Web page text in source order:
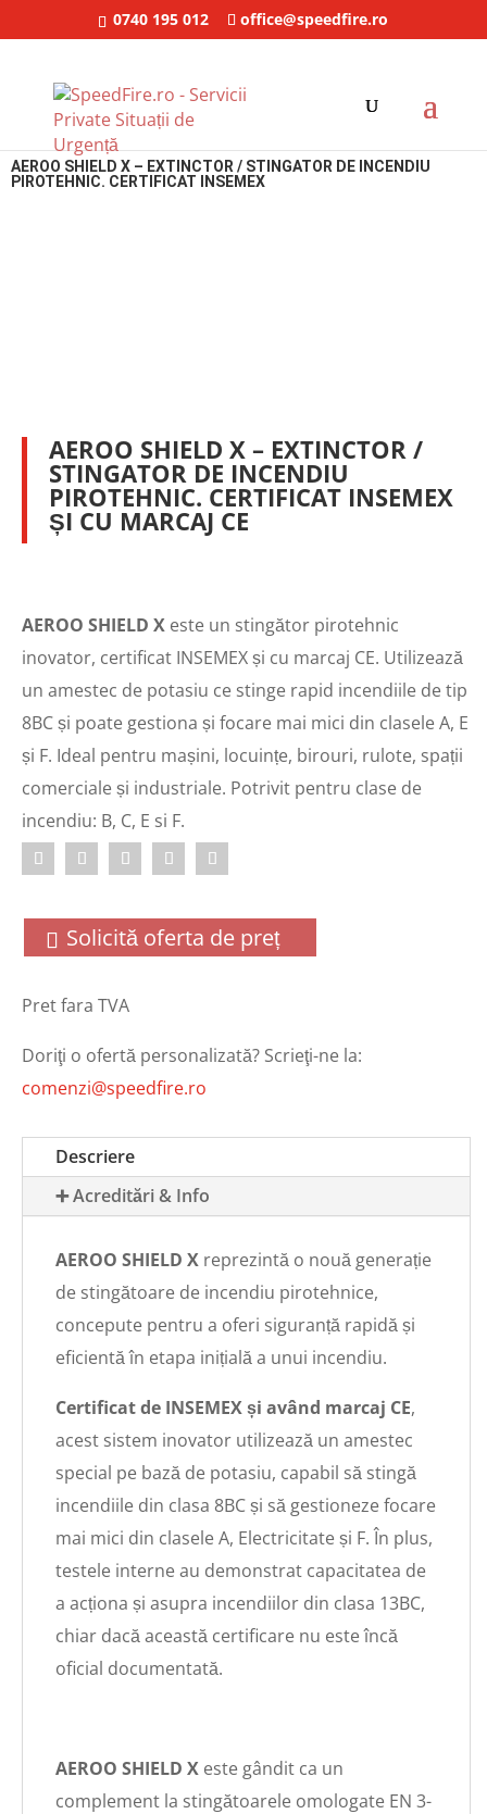
0740 195 012 office@speedfire.ro
/Sisteme stingere cu aerosoli
/ AEROO SHIELD X – Extinctor /
Stingator de incendiu pirotehnic. Certificat INSEMEX
AEROO SHIELD X – EXTINCTOR / STINGATOR DE INCENDIU
PIROTEHNIC. CERTIFICAT INSEMEX
AEROO SHIELD X – EXTINCTOR /
STINGATOR DE INCENDIU
PIROTEHNIC. CERTIFICAT INSEMEX
ȘI CU MARCAJ CE
AEROO SHIELD X este un stingător pirotehnic
inovator, certificat INSEMEX și cu marcaj CE. Utilizează
un amestec de potasiu ce stinge rapid incendiile de tip
8BC și poate gestiona și focare mai mici din clasele A, E
și F. Ideal pentru mașini, locuințe, birouri, rulote, spații
comerciale și industriale. Potrivit pentru clase de
incendiu: B, C, E si F.
Solicită oferta de preț
Pret fara TVA
Doriţi o ofertă personalizată? Scrieţi-ne la:
comenzi@speedfire.ro
Descriere
➕ Acreditări & Info
AEROO SHIELD X reprezintă o nouă generație
de stingătoare de incendiu pirotehnice,
concepute pentru a oferi siguranță rapidă și
eficientă în etapa inițială a unui incendiu.
Certificat de INSEMEX și având marcaj CE,
acest sistem inovator utilizează un amestec
special pe bază de potasiu, capabil să stingă
incendiile din clasa 8BC și să gestioneze focare
mai mici din clasele A, Electricitate și F. În plus,
testele interne au demonstrat capacitatea de
a acționa și asupra incendiilor din clasa 13BC,
chiar dacă această certificare nu este încă
oficial documentată.
AEROO SHIELD X este gândit ca un
complement la stingătoarele omologate EN 3-